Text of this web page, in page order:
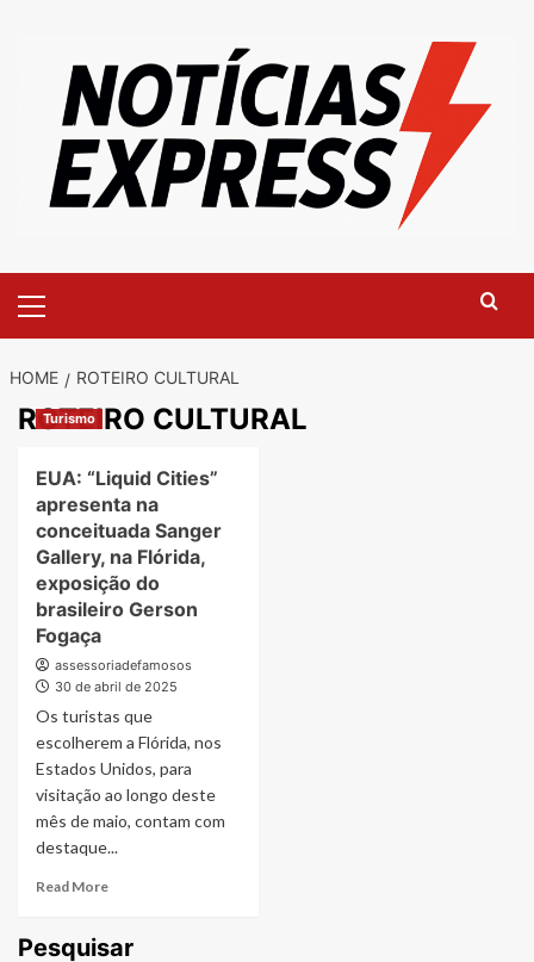
Menu
HOME ROTEIRO CULTURAL
ROTEIRO CULTURAL
Turismo
EUA: “Liquid Cities”
apresenta na
conceituada Sanger
Gallery, na Flórida,
exposição do
brasileiro Gerson
Fogaça
assessoriadefamosos
30 de abril de 2025
Os turistas que
escolherem a Flórida, nos
Estados Unidos, para
visitação ao longo deste
mês de maio, contam com
destaque...
Read MoreRead
EUA:
Pesquisar